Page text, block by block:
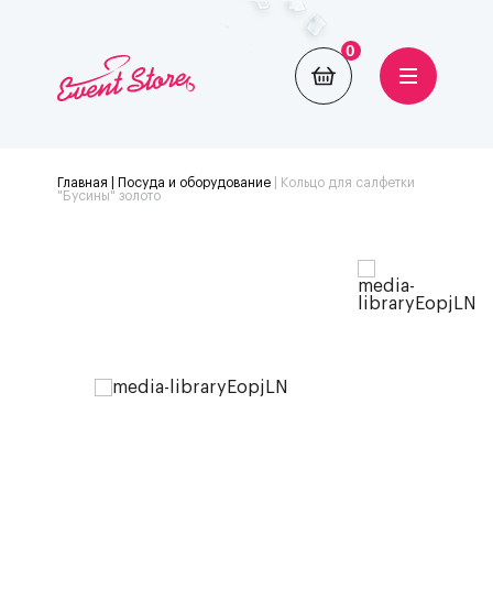
0
Главная | Посуда и оборудование|
Кольцо для салфетки
"Бусины" золото